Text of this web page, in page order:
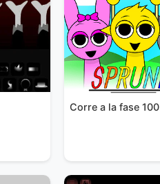
Corre a la fase 100